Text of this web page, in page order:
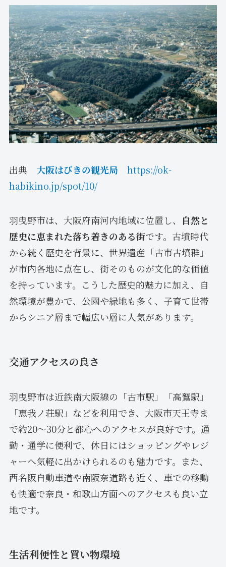
出典 大阪はびきの観光局
https://ok-
habikino.jp/spot/10/
羽曳野市は、大阪府南河内地域に位置し、
自然と
歴史に恵まれた落ち着きのある街です。古墳時代
から続く歴史を背景に、世界遺産「古市古墳群」
が市内各地に点在し、街そのものが文化的な価値
を持っています。こうした歴史的魅力に加え、自
然環境が豊かで、公園や緑地も多く、子育て世帯
からシニア層まで幅広い層に人気があります。
交通アクセスの良さ
羽曳野市は近鉄南大阪線の「古市駅」「高鷲駅」
「恵我ノ荘駅」などを利用でき、大阪市天王寺ま
で約20〜30分と都心へのアクセスが良好です。通
勤・通学に便利で、休日にはショッピングやレジ
ャーへ気軽に出かけられるのも魅力です。また、
西名阪自動車道や南阪奈道路も近く、車での移動
も快適で奈良・和歌山方面へのアクセスも良い立
地です。
生活利便性と買い物環境